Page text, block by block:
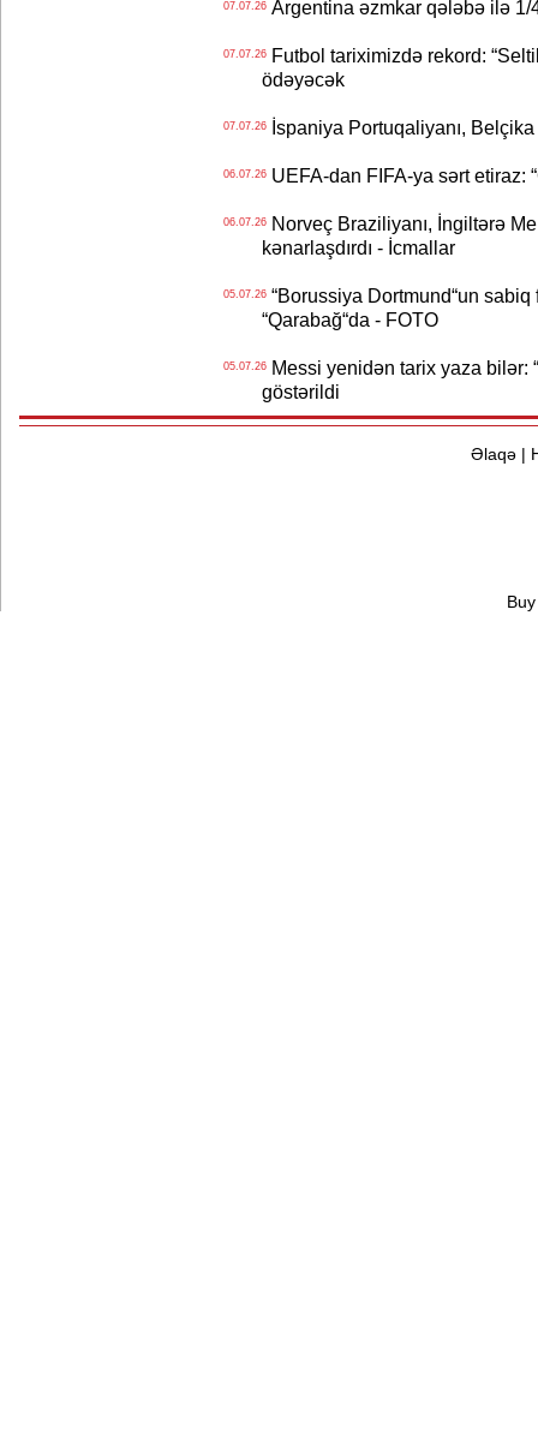
07.07.26Argentina əzmkar qələbə ilə 1/
07.07.26Futbol tariximizdə rekord:
ödəyəcək
07.07.26İspaniya Portuqaliyanı, Belçika
06.07.26UEFA-dan FIFA-ya sərt etiraz:
06.07.26Norveç Braziliyanı, İngiltərə
kənarlaşdırdı - İcmallar
05.07.26“Borussiya Dortmund“un sabiq
“Qarabağ“da - FOTO
05.07.26Messi yenidən tarix yaza bilər:
göstərildi
Əlaqə|